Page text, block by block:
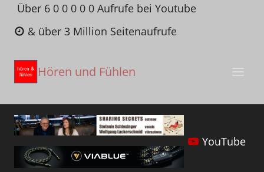
Zum
Inhalt
springen
Über 6 0 0 0 0 0 Aufrufe bei Youtube
& über 3 Million Seitenaufrufe
Hören und Fühlen
YouTube